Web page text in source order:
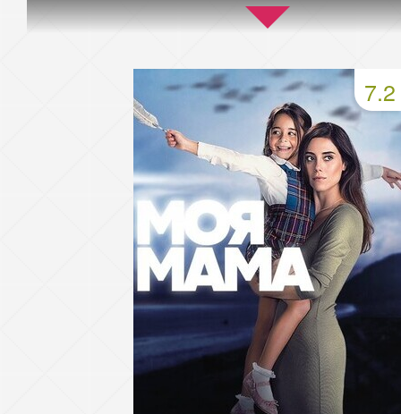
45 серия
46 серия
47 серия
50 серия
51 серия
54 серия
55 серия
58 серия
59 серия
62 серия
63 серия
66 серия
67 серия
70 серия
71 серия
74 серия
75 серия
78 серия
79 серия
7.2